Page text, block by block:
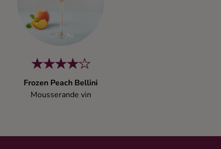
Kaffe
Frozen Peach Bellini
Mousserande vin